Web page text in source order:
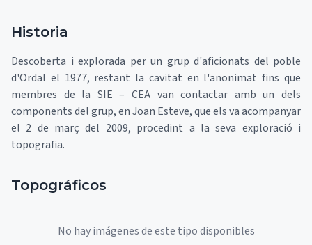
Historia
Descoberta i explorada per un grup d'aficionats del poble
d'Ordal el 1977, restant la cavitat en l'anonimat fins que
membres de la SIE – CEA van contactar amb un dels
components del grup, en Joan Esteve, que els va acompanyar
el 2 de març del 2009, procedint a la seva exploració i
topografia.
Topográficos
No hay imágenes de este tipo disponibles